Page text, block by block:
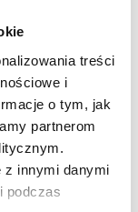
treści
i
o tym, jak
partnerom
z innymi danymi
podczas
został
Laureat
I nagrodę
„Jan Paweł
chwilach
też II nagrodę
widzenia”